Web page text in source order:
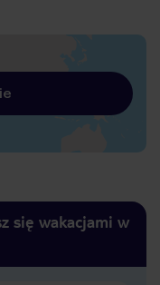
się wakacjami w